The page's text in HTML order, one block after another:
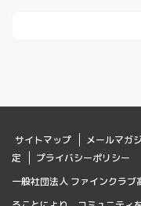
サイトマップ メールマガ
定
プライバシーポリシー
一般社団法人 ファインクラ